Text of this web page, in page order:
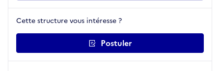
Cette structure vous intéresse ?
Postuler